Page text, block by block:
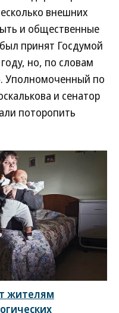
внешних
и общественные
принят Госдумой
но, по словам
Уполномоченный по
и сенатор
поторопить
жителям